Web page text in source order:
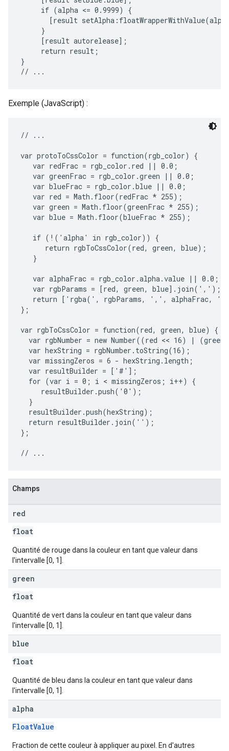
     if (alpha <= 0.9999) {
[result
     }
     [result autorelease];
     return result;
}
Exemple (JavaScript) :
// ...
var protoToCssColor = function(rgb_color) {
   var redFrac = rgb_color.red || 0.0;
   var greenFrac = rgb_color.green || 0.0;
   var blueFrac = rgb_color.blue || 0.0;
   var red = Math.floor(redFrac * 255);
   var green = Math.floor(greenFrac * 255);
   var blue = Math.floor(blueFrac * 255);
   if (!('alpha' in rgb_color)) {
      return rgbToCssColor(red, green, blue);
   }
   var alphaFrac = rgb_color.alpha.value || 0.0;
   var rgbParams = [red, green, blue].join(',');
return ['rgba(', rgbParams, ',', alphaFrac,
};
var rgbToCssColor = function(red, green, blue) {
var rgbNumber = new Number((red << 16) | (green
  var hexString = rgbNumber.toString(16);
  var missingZeros = 6 - hexString.length;
  var resultBuilder = ['#'];
  for (var i = 0; i < missingZeros; i++) {
     resultBuilder.push('0');
  }
  resultBuilder.push(hexString);
  return resultBuilder.join('');
};
Champs
red
float
Quantité de rouge dans la couleur en tant que valeur dans
l'intervalle [0, 1].
green
float
Quantité de vert dans la couleur en tant que valeur dans
l'intervalle [0, 1].
blue
float
Quantité de bleu dans la couleur en tant que valeur dans
l'intervalle [0, 1].
alpha
FloatValue
Fraction de cette couleur à appliquer au pixel. En d'autres